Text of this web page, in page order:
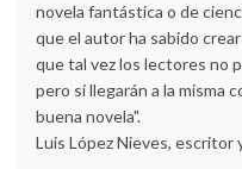
novela fantástica o de
que el autor ha sabido
que tal vez los lectores no
pero sí llegarán a la misma
buena novela".
Luis López Nieves,